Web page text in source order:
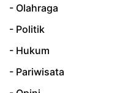
- Olahraga
- Politik
- Hukum
- Pariwisata